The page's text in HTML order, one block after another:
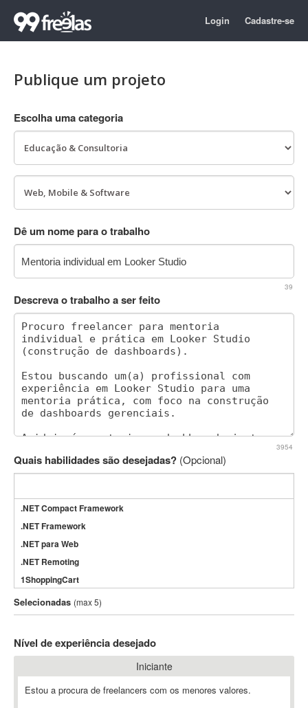
Login Cadastre-se
Publique um projeto
Escolha uma categoria
Dê um nome para o trabalho
39
Descreva o trabalho a ser feito
3954
Quais habilidades são desejadas? (Opcional)
.NET Compact Framework
.NET Framework
.NET para Web
.NET Remoting
1ShoppingCart
3DS Max
3GSM
802.11
A-GPS
Selecionadas (max 5)
Nível de experiência desejado
Iniciante
Estou a procura de freelancers com os menores valores.